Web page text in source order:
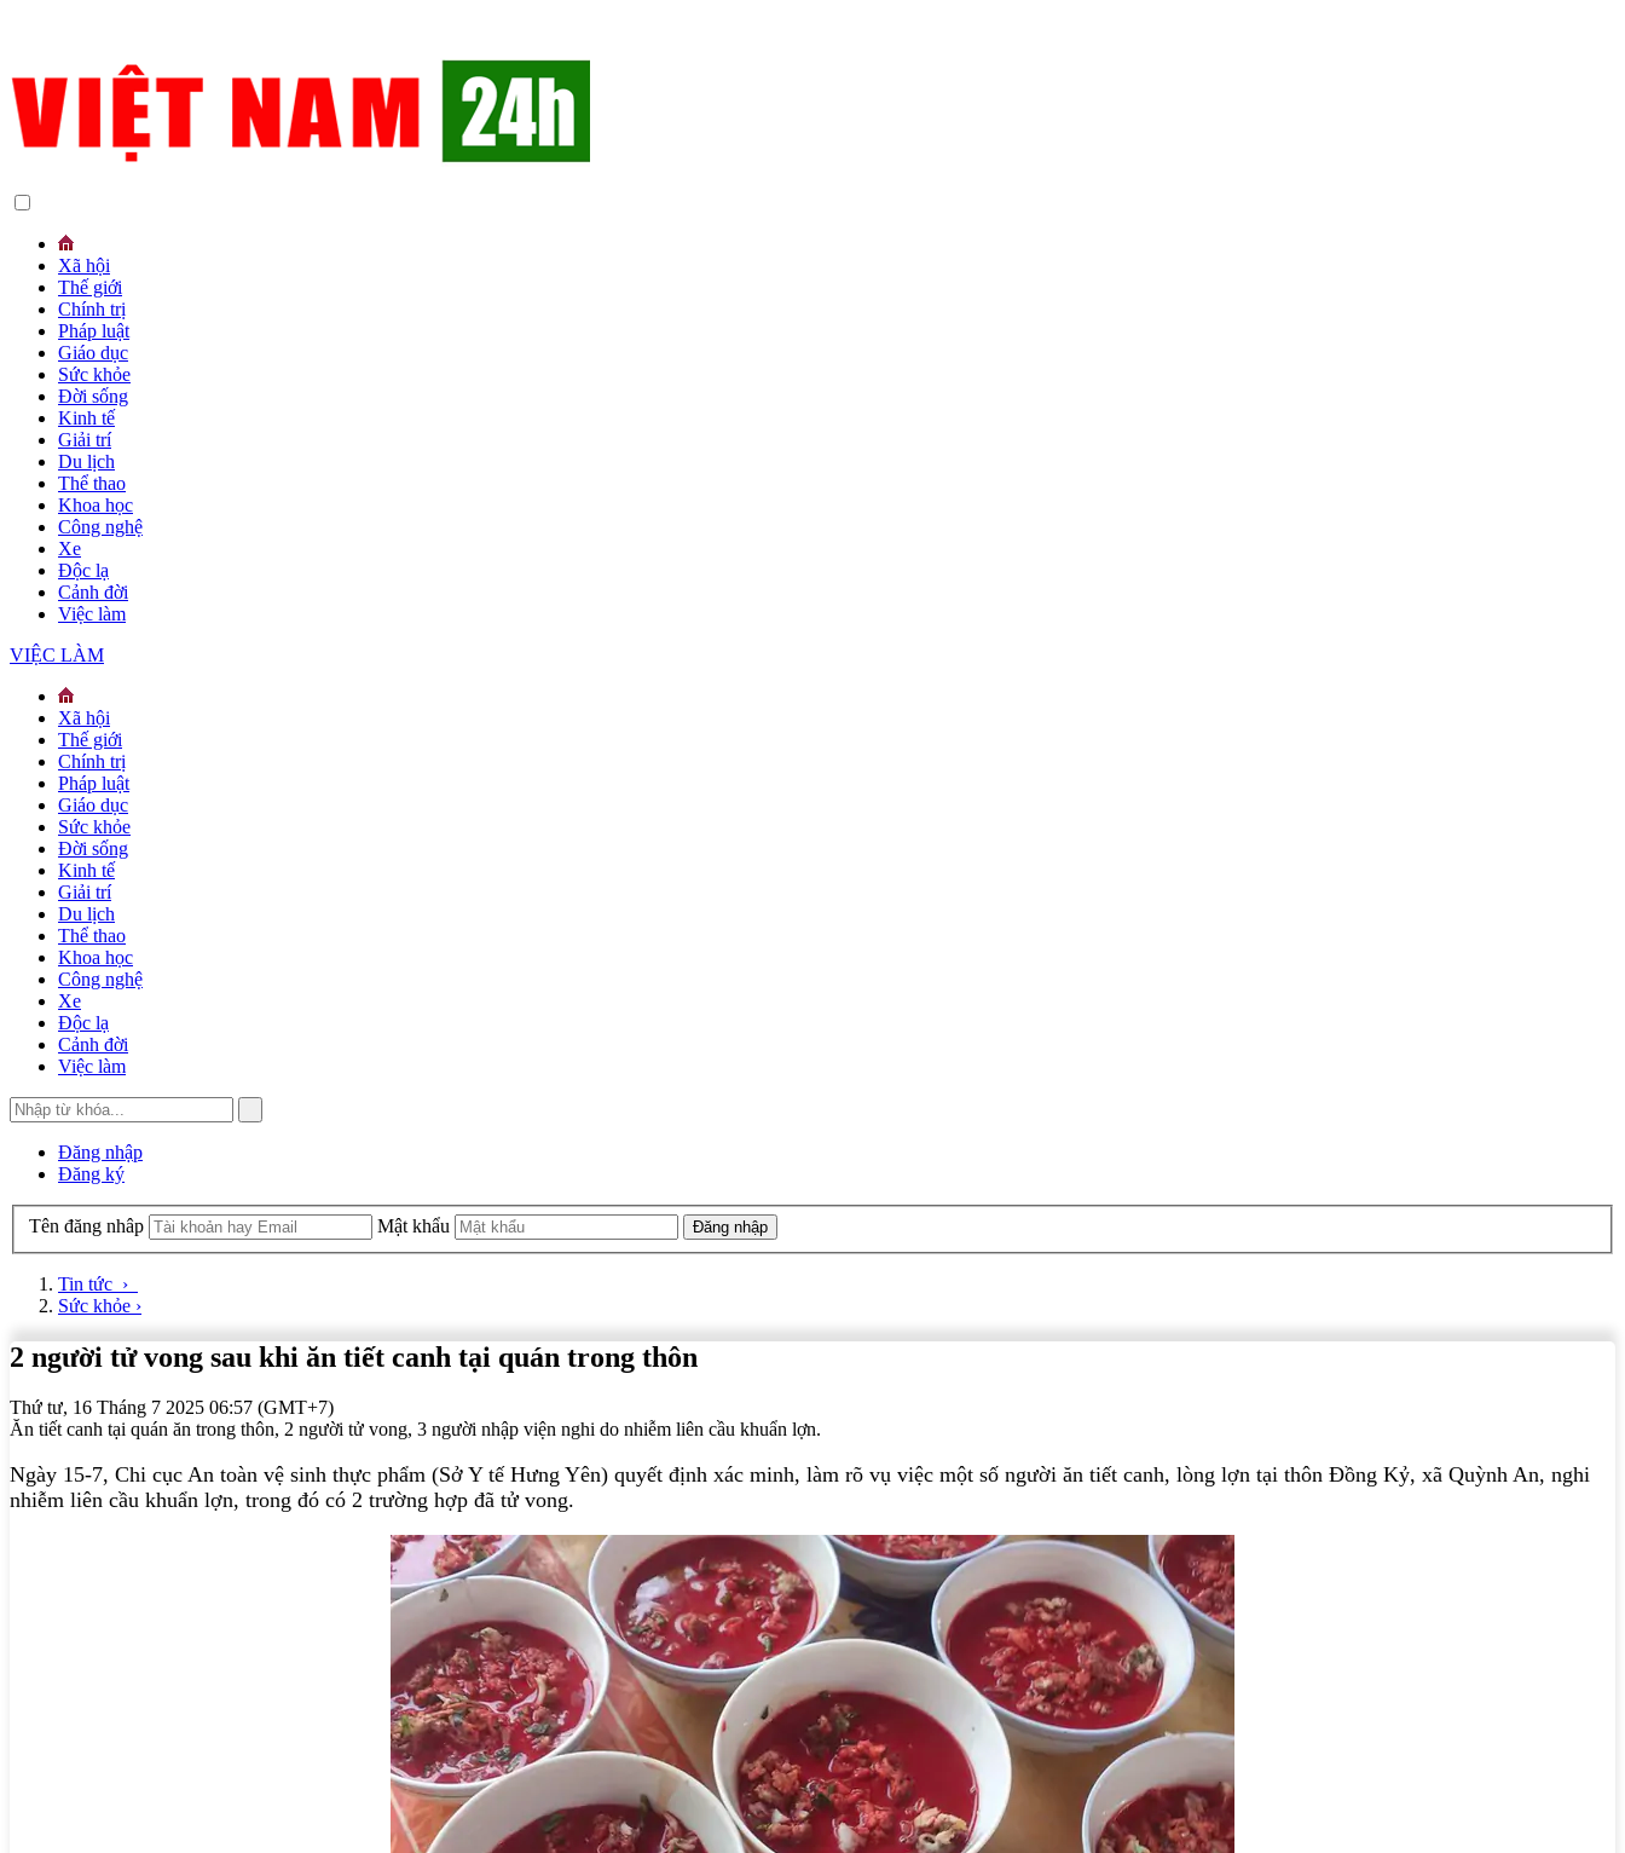
Xã hội
Thế giới
Chính trị
Pháp luật
Giáo dục
Sức khỏe
Đời sống
Kinh tế
Giải trí
Du lịch
Thể thao
Khoa học
Công nghệ
Xe
Độc lạ
Cảnh đời
Việc làm
VIỆC LÀM
Xã hội
Thế giới
Chính trị
Pháp luật
Giáo dục
Sức khỏe
Đời sống
Kinh tế
Giải trí
Du lịch
Thể thao
Khoa học
Công nghệ
Xe
Độc lạ
Cảnh đời
Việc làm
Đăng nhập
Đăng ký
Tên đăng nhâp Mật khẩu
Tin tức ›
Sức khỏe ›
2 người tử vong sau khi ăn tiết canh tại quán trong thôn
Thứ tư, 16 Tháng 7 2025 06:57 (GMT+7)
Ăn tiết canh tại quán ăn trong thôn, 2 người tử vong, 3 người nhập viện nghi do nhiễm liên cầu khuẩn lợn.
Ngày 15-7, Chi cục An toàn vệ sinh thực phẩm (Sở Y tế Hưng Yên) quyết định xác minh, làm rõ vụ việc một số người ăn tiết canh, lòng lợn tại thôn Đồng Kỷ, xã Quỳnh An, nghi
nhiễm liên cầu khuẩn lợn, trong đó có 2 trường hợp đã tử vong.